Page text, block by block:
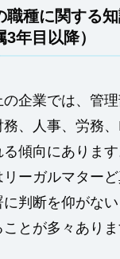
職種に関する
3年目以降）
企業では、管理
務、人事、労務
傾向にあります
ーガルマター
判断を仰がな
とが多々ありま